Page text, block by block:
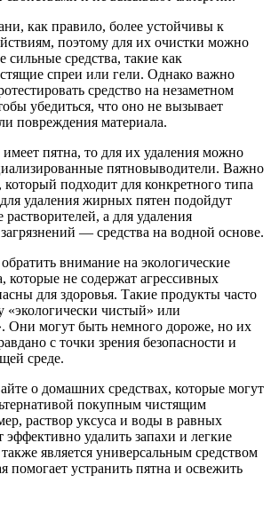
как правило, более устойчивы к
поэтому для их очистки можно
сильные средства, такие как
спреи или гели. Однако важно
средство на незаметном
убедиться, что оно не вызывает
повреждения материала.
имеет пятна, то для их удаления можно
пятновыводители. Важно
подходит для конкретного типа
удаления жирных пятен подойдут
растворителей, а для удаления
— средства на водной основе.
внимание на экологические
которые не содержат агрессивных
для здоровья. Такие продукты часто
чистый» или
Они могут быть немного дороже, но их
с точки зрения безопасности и
среде.
о домашних средствах, которые могут
покупным чистящим
раствор уксуса и воды в равных
удалить запахи и легкие
является универсальным средством
помогает устранить пятна и освежить